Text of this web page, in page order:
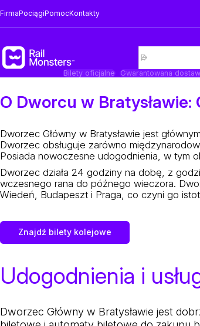
FirmaPociągiPomocKontakty
Bilety oficjalne
Gwarantowana
O Dworcu w Bratysławie:
Dworzec Główny w Bratysławie jest
Dworzec obsługuje zarówno
Posiada nowoczesne udogodnienia, w tym
Dworzec działa 24 godziny na dobę, z
wczesnego rana do późnego wieczora.
Wiedeń, Budapeszt i Praga, co czyni go
Znajdź bilety kolejowe
Udogodnienia i
Dworzec Główny w Bratysławie jest